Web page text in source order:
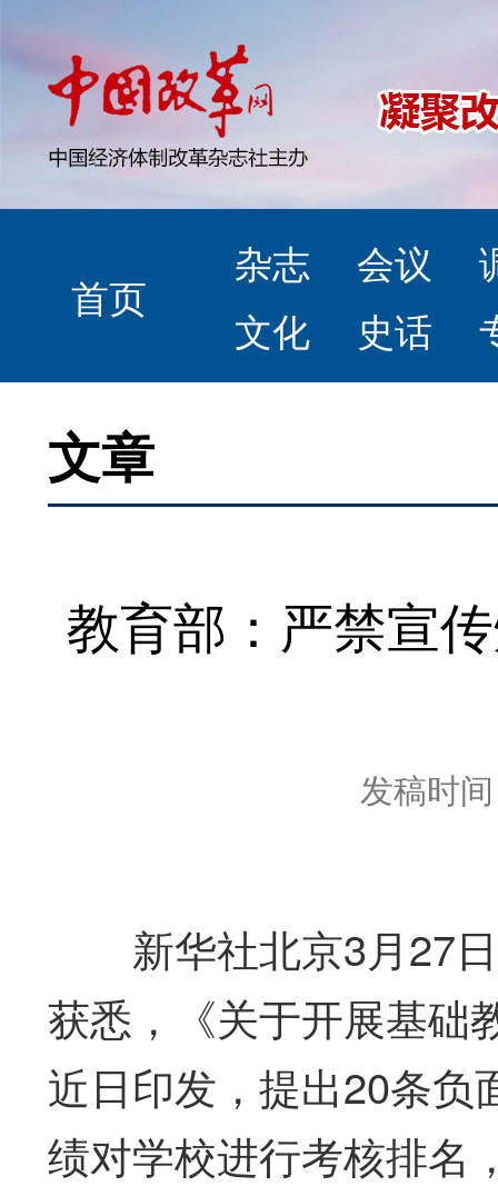
首页
杂志 会议
文化
史话
文章
教育部：严禁宣
发稿时
新华社北京3月27日
获悉，《关于开展基础
近日印发，提出20条负
绩对学校进行考核排名